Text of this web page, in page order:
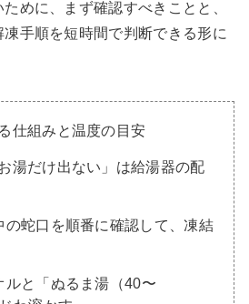
めに、まず確認すべきことと、
手順を短時間で判断できる形に
仕組みと温度の目安
湯だけ出ない」は給湯器の配
の蛇口を順番に確認して、凍結
ルと「ぬるま湯（40〜